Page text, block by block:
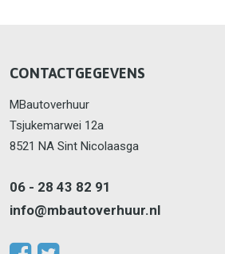
CONTACTGEGEVENS
MBautoverhuur
Tsjukemarwei 12a
8521 NA Sint Nicolaasga
06 - 28 43 82 91
info@mbautoverhuur.nl